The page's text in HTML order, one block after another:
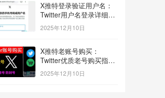
X推特登录验证用户名：
Twitter用户名登录详细指
南！
2025年12月10日
X推特老账号购买：
Twitter优质老号购买指
南！
2025年12月10日